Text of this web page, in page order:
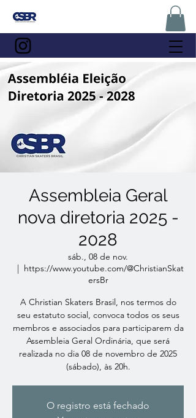
Assembleia Geral
nova diretoria 2025 -
2028
sáb., 08 de nov.
  |
https://www.youtube.com/@ChristianSkat
ersBr
A Christian Skaters Brasil, nos termos do
seu estatuto social, convoca todos os seus
membros e associados para participarem da
Assembleia Geral Ordinária, que será
realizada no dia 08 de novembro de 2025
(sábado), às 20h.
O registro está fechado